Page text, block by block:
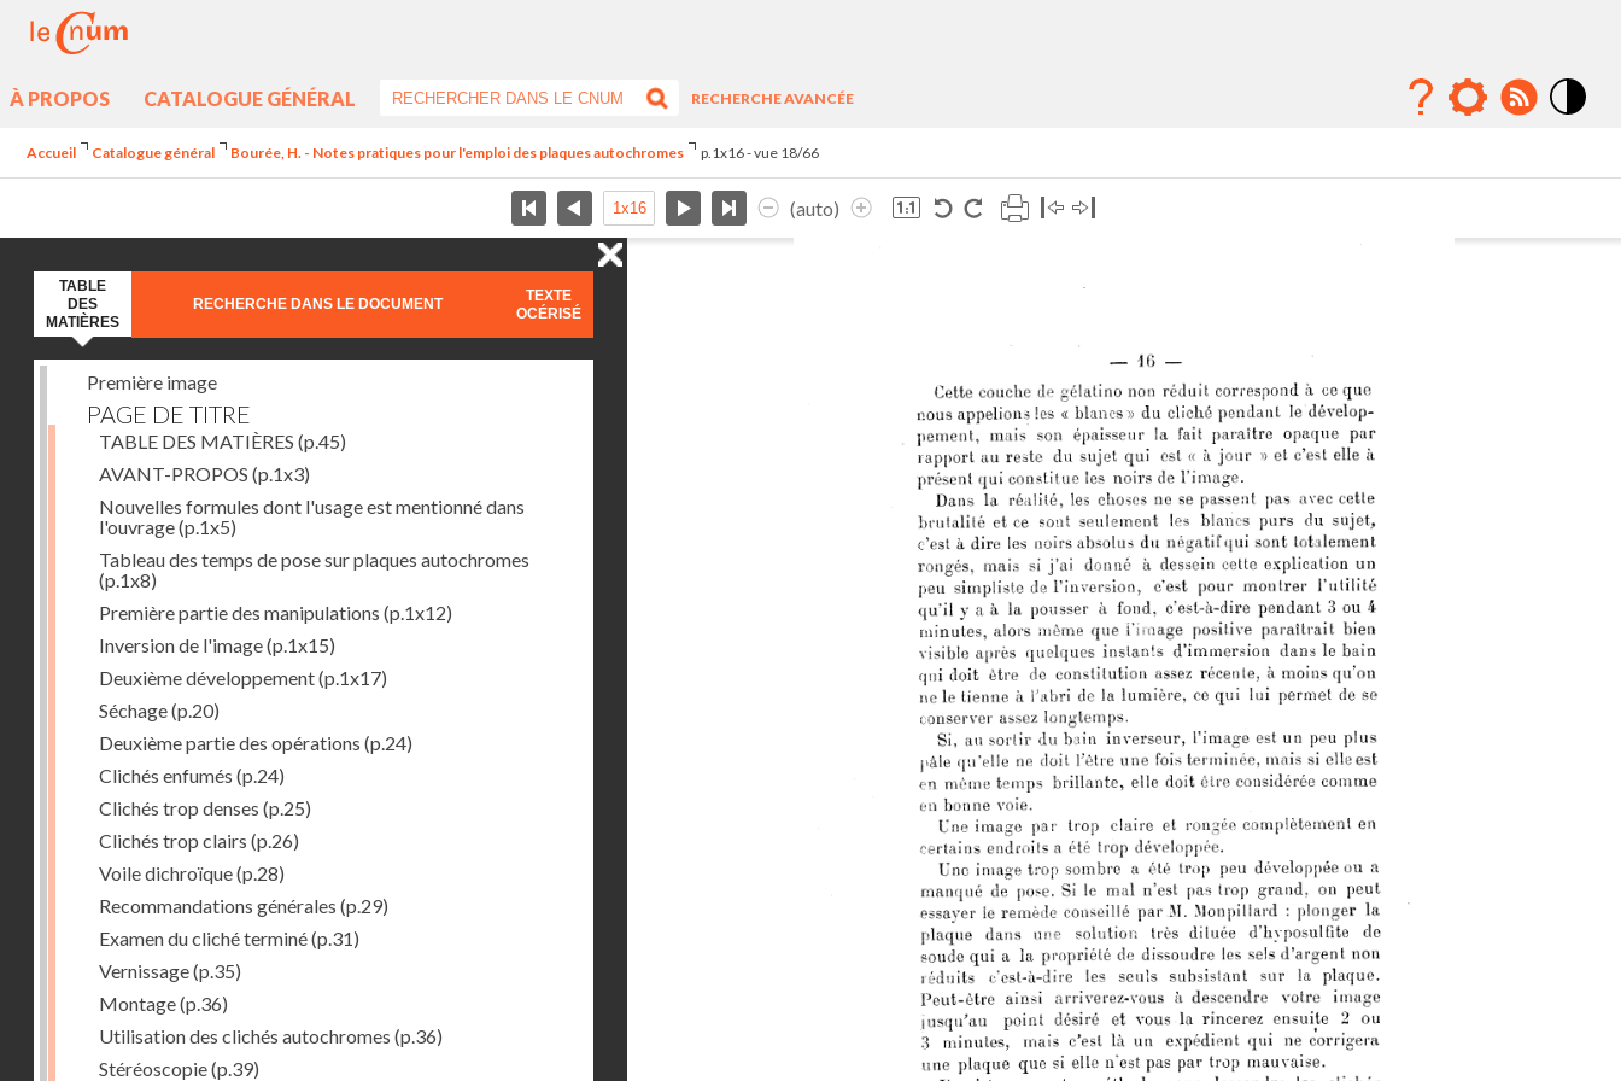
À PROPOS CATALOGUE GÉNÉRAL
RECHERCHE AVANCÉE
Accueil Catalogue général Bourée, H. - Notes pratiques pour l'emploi des plaques autochromes p.1x16 - vue 18/66
(auto)
TABLE
DES
MATIÈRES
RECHERCHE DANS LE DOCUMENT
TEXTE
OCÉRISÉ
Première image
PAGE DE TITRE
TABLE DES MATIÈRES (p.45)
AVANT-PROPOS (p.1x3)
Nouvelles formules dont l'usage est mentionné dans
l'ouvrage(p.1x5)
Tableau des temps de pose sur plaques autochromes
(p.1x8)
Première partie des manipulations (p.1x12)
Inversion de l'image(p.1x15)
Deuxième développement(p.1x17)
Séchage(p.20)
Deuxième partie des opérations (p.24)
Clichés enfumés (p.24)
Clichés trop denses (p.25)
Clichés trop clairs (p.26)
Voile dichroïque(p.28)
Recommandations générales (p.29)
Examen du cliché terminé(p.31)
Vernissage(p.35)
Montage(p.36)
Utilisation des clichés autochromes (p.36)
Stéréoscopie(p.39)